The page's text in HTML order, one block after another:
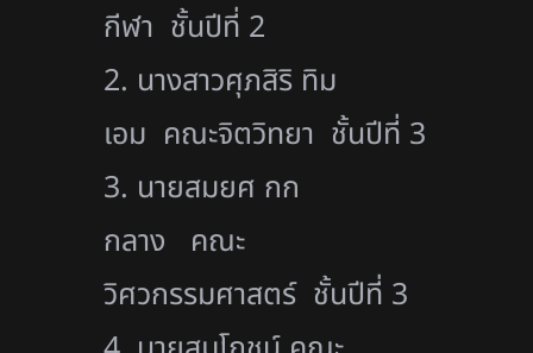
กีฬา ชั้นปีที่ 2
2. นางสาวศุภสิริ ทิม
เอม คณะจิตวิทยา ชั้นปีที่ 3
3. นายสมยศ กก
กลาง คณะ
วิศวกรรมศาสตร์ ชั้นปีที่ 3